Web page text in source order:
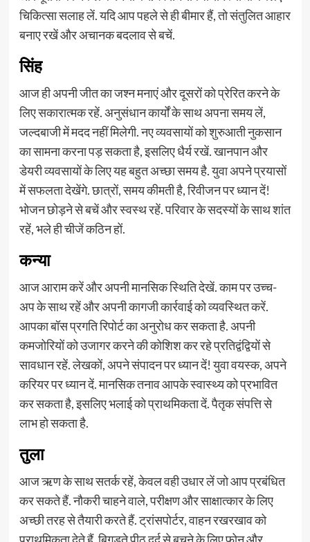
चिकित्सा सलाह लें. यदि आप पहले से ही बीमार हैं, तो संतुलित आहार
बनाए रखें और अचानक बदलाव से बचें.
सिंह
आज ही अपनी जीत का जश्न मनाएं और दूसरों को प्रेरित करने के
लिए सकारात्मक रहें. अनुसंधान कार्यों के साथ अपना समय लें,
जल्दबाजी में मदद नहीं मिलेगी. नए व्यवसायों को शुरुआती नुकसान
का सामना करना पड़ सकता है, इसलिए धैर्य रखें. खानपान और
डेयरी व्यवसायों के लिए यह बहुत अच्छा समय है. युवा अपने प्रयासों
में सफलता देखेंगे. छात्रों, समय कीमती है, रिवीजन पर ध्यान दें!
भोजन छोड़ने से बचें और स्वस्थ रहें. परिवार के सदस्यों के साथ शांत
रहें, भले ही चीजें कठिन हों.
कन्या
आज आराम करें और अपनी मानसिक स्थिति देखें. काम पर उच्च-
अप के साथ रहें और अपनी कागजी कार्रवाई को व्यवस्थित करें.
आपका बॉस प्रगति रिपोर्ट का अनुरोध कर सकता है. अपनी
कमजोरियों को उजागर करने की कोशिश कर रहे प्रतिद्वंद्वियों से
सावधान रहें. लेखकों, अपने संपादन पर ध्यान दें! युवा वयस्क, अपने
करियर पर ध्यान दें. मानसिक तनाव आपके स्वास्थ्य को प्रभावित
कर सकता है, इसलिए भलाई को प्राथमिकता दें. पैतृक संपत्ति से
लाभ हो सकता है.
तुला
आज ऋण के साथ सतर्क रहें, केवल वही उधार लें जो आप प्रबंधित
कर सकते हैं. नौकरी चाहने वाले, परीक्षण और साक्षात्कार के लिए
अच्छी तरह से तैयारी करते हैं. ट्रांसपोर्टर, वाहन रखरखाव को